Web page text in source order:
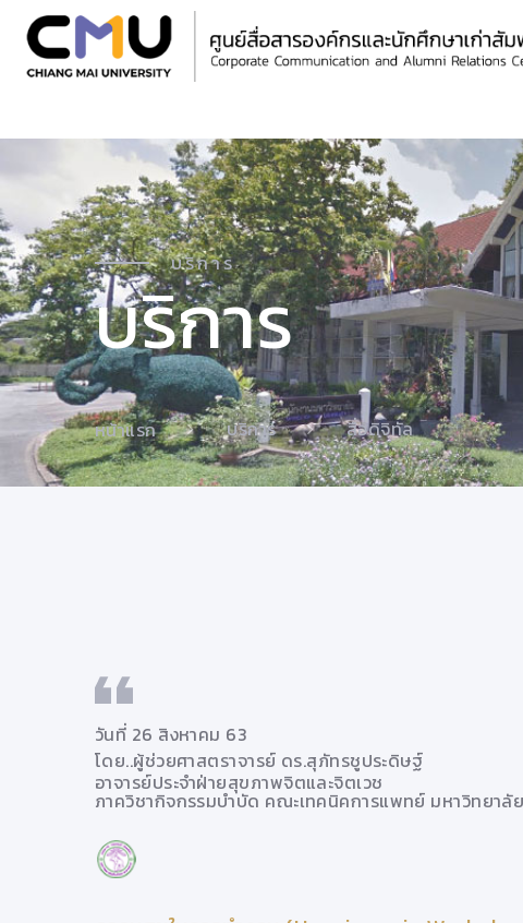
บริการ
บริการ
หน้าแรก บริการ สื่อดิจิทัล
วันที่ 26 สิงหาคม 63
โดย..ผู้ช่วยศาสตราจารย์ ดร.สุภัทรชูประดิษฐ์
อาจารย์ประจำฝ่ายสุขภาพจิตและจิตเวช
ภาควิชากิจกรรมบำบัด คณะเทคนิคการแพทย์ มหาวิทยาลั